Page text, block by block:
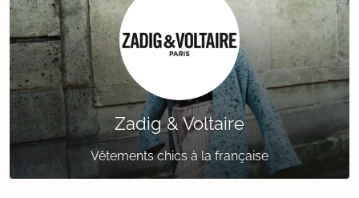
Zadig & Voltaire
Vêtements chics à la française